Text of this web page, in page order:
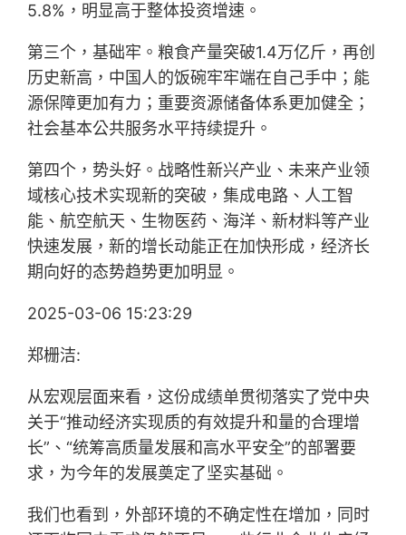
5.8%，明显高于整体投资增速。
第三个，基础牢。粮食产量突破1.4万亿斤，再创
历史新高，中国人的饭碗牢牢端在自己手中；能
源保障更加有力；重要资源储备体系更加健全；
社会基本公共服务水平持续提升。
第四个，势头好。战略性新兴产业、未来产业领
域核心技术实现新的突破，集成电路、人工智
能、航空航天、生物医药、海洋、新材料等产业
快速发展，新的增长动能正在加快形成，经济长
期向好的态势趋势更加明显。
2025-03-06 15:23:29
郑栅洁:
从宏观层面来看，这份成绩单贯彻落实了党中央
关于“推动经济实现质的有效提升和量的合理增
长”、“统筹高质量发展和高水平安全”的部署要
求，为今年的发展奠定了坚实基础。
我们也看到，外部环境的不确定性在增加，同时